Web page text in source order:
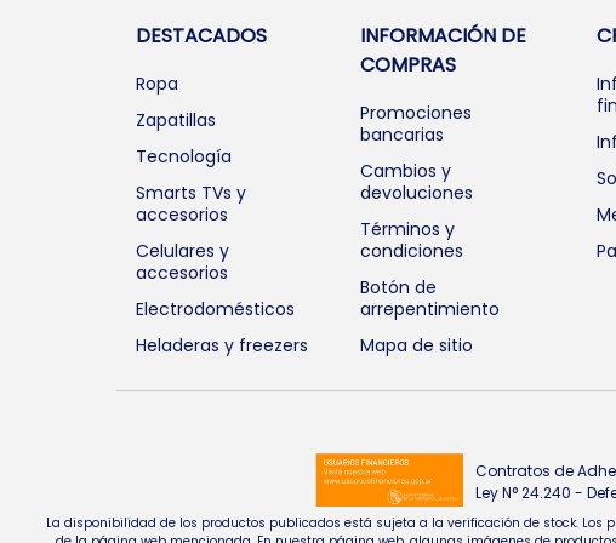
DESTACADOS
Ropa
Zapatillas
Tecnología
Smarts TVs y
accesorios
Celulares y
accesorios
Electrodomésticos
Heladeras y freezers
INFORMACIÓN DE
COMPRAS
Promociones
bancarias
Cambios y
devoluciones
Términos y
condiciones
Botón de
arrepentimiento
Mapa de sitio
Contratos de
Ley N° 24.240 -
La disponibilidad de los productos publicados está sujeta a la verificación de stock.